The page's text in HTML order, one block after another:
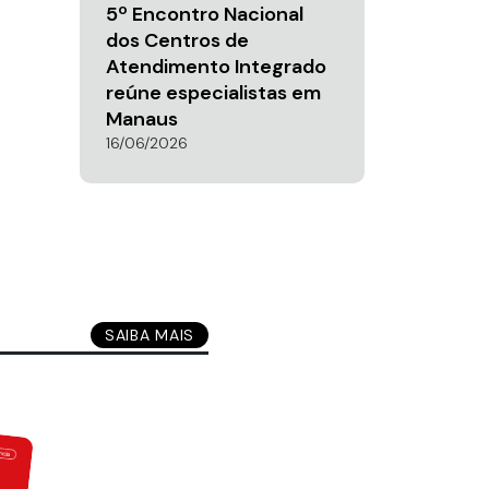
5º Encontro Nacional
dos Centros de
Atendimento Integrado
reúne especialistas em
Manaus
16/06/2026
SAIBA MAIS